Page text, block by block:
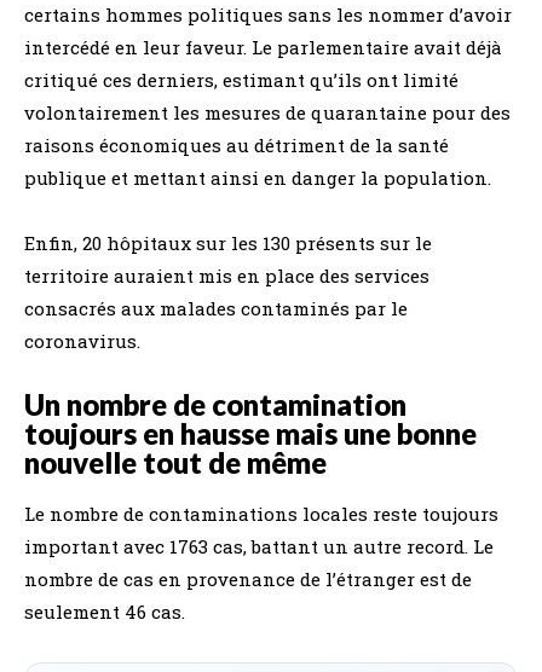
certains hommes politiques sans les nommer d’avoir
intercédé en leur faveur. Le parlementaire avait déjà
critiqué ces derniers, estimant qu’ils ont limité
volontairement les mesures de quarantaine pour des
raisons économiques au détriment de la santé
publique et mettant ainsi en danger la population.
Enfin, 20 hôpitaux sur les 130 présents sur le
territoire auraient mis en place des services
consacrés aux malades contaminés par le
coronavirus.
Un nombre de contamination
toujours en hausse mais une bonne
nouvelle tout de même
Le nombre de contaminations locales reste toujours
important avec 1763 cas, battant un autre record. Le
nombre de cas en provenance de l’étranger est de
seulement 46 cas.